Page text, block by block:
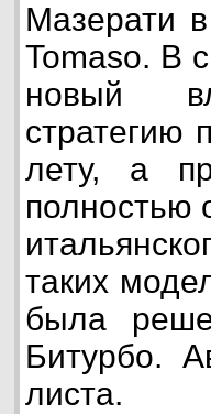
Мазерати
Tomaso. В
новый
стратегию
лету, а
полностью
таких
была
Битурбо.
листа.